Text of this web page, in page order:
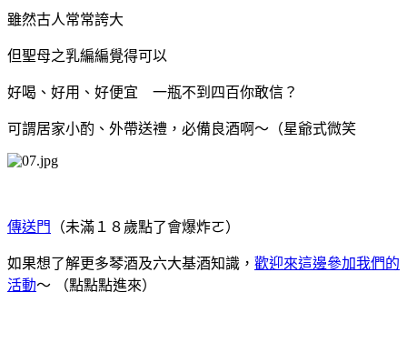
雖然古人常常誇大
但聖母之乳編編覺得可以
好喝、好用、好便宜 一瓶不到四百你敢信？
可謂居家小酌、外帶送禮，必備良酒啊～（星爺式微笑
傳送門 （未滿１８歲點了會爆炸ㄛ）
如果想了解更多琴酒及六大基酒知識， 歡迎來這邊參加我們的
活動～ （點點點進來）